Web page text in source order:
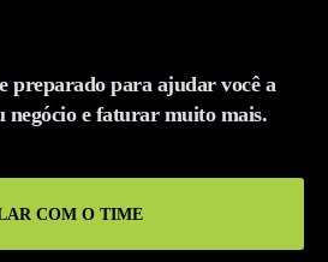
preparado para ajudar você a
negócio e faturar muito mais.
COM O TIME